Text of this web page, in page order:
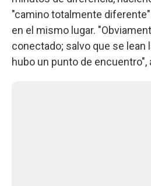
"camino totalmente
en el mismo lugar.
conectado; salvo que se lean
hubo un punto de encuentro",